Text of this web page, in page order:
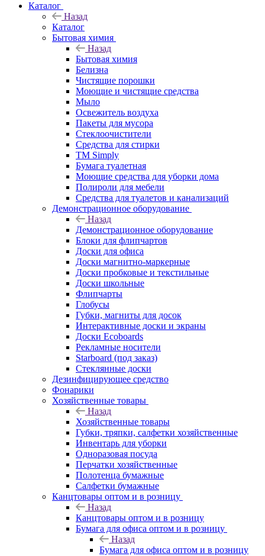
Каталог
Назад
Каталог
Бытовая химия
Назад
Бытовая химия
Белизна
Чистящие порошки
Моющие и чистящие средства
Мыло
Освежитель воздуха
Пакеты для мусора
Стеклоочистители
Средства для стирки
TM Simply
Бумага туалетная
Моющие средства для уборки дома
Полироли для мебели
Средства для туалетов и канализаций
Демонстрационное оборудование
Назад
Демонстрационное оборудование
Блоки для флипчартов
Доски для офиса
Доски магнитно-маркерные
Доски пробковые и текстильные
Доски школьные
Флипчарты
Глобусы
Губки, магниты для досок
Интерактивные доски и экраны
Доски Ecoboards
Рекламные носители
Starboard (под заказ)
Стеклянные доски
Дезинфицирующее средство
Фонарики
Хозяйственные товары
Назад
Хозяйственные товары
Губки, тряпки, салфетки хозяйственные
Инвентарь для уборки
Одноразовая посуда
Перчатки хозяйственные
Полотенца бумажные
Салфетки бумажные
Канцтовары оптом и в розницу
Назад
Канцтовары оптом и в розницу
Бумага для офиса оптом и в розницу
Назад
Бумага для офиса оптом и в розницу